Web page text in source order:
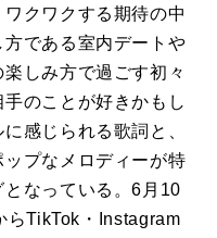
クワクする期待の中
である室内デートや
しみ方で過ごす初々
のことが好きかもし
感じられる歌詞と、
プなメロディーが特
なっている。6月10
らTikTok・Instagram